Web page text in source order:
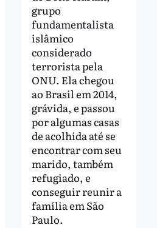
grupo
fundamentalista
islâmico
considerado
terrorista pela
ONU. Ela chegou
ao Brasil em 2014,
grávida, e passou
por algumas casas
de acolhida até se
encontrar com seu
marido, também
refugiado, e
conseguir reunir a
família em São
Paulo.